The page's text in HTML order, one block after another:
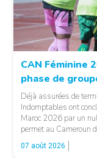
CAN Féminine
phase de
Déjà assurées de
Indomptables ont
Maroc 2026 par un
permet au Cameroun
les choses sérieuses.
contrôle des opérations
07 août 2026